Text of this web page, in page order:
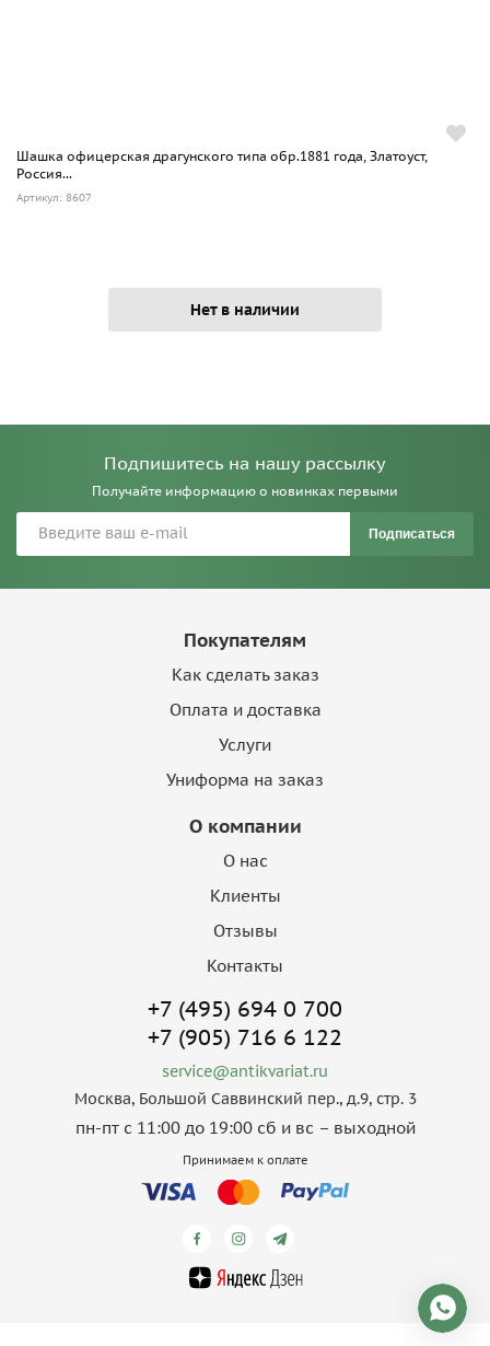
Шашка офицерская драгунского типа обр.1881 года, Златоуст,
Россия...
Артикул: 8607
Нет в наличии
Подпишитесь на нашу рассылку
Получайте информацию о новинках первыми
Подписаться
Покупателям
Как сделать заказ
Оплата и доставка
Услуги
Униформа на заказ
О компании
О нас
Клиенты
Отзывы
Контакты
+7 (495) 694 0 700
+7 (905) 716 6 122
service@antikvariat.ru
Москва, Большой Саввинский пер., д.9, стр. 3
пн-пт с 11:00 до 19:00 сб и вс – выходной
Принимаем к оплате